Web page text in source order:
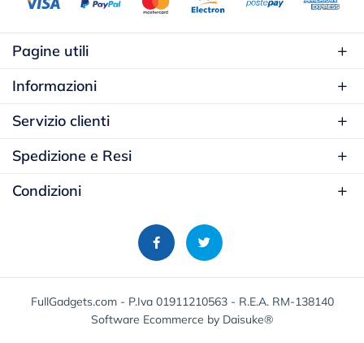
Pagine utili
Informazioni
Servizio clienti
Spedizione e Resi
Condizioni
FullGadgets.com - P.Iva 01911210563 - R.E.A. RM-138140
Software Ecommerce by Daisuke®